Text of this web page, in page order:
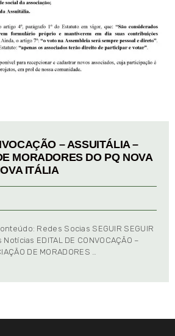
– ASSUITÁLIA –
MORADORES DO PQ NOVA
ITÁLIA
Redes Socias SEGUIR SEGUIR
EDITAL DE CONVOCAÇÃO –
DE MORADORES …